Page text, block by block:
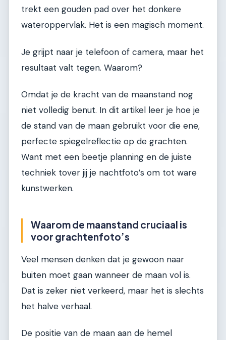
trekt een gouden pad over het donkere
wateroppervlak. Het is een magisch moment.
Je grijpt naar je telefoon of camera, maar het
resultaat valt tegen. Waarom?
Omdat je de kracht van de maanstand nog
niet volledig benut. In dit artikel leer je hoe je
de stand van de maan gebruikt voor die ene,
perfecte spiegelreflectie op de grachten.
Want met een beetje planning en de juiste
techniek tover jij je nachtfoto’s om tot ware
kunstwerken.
Waarom de maanstand cruciaal is
voor grachtenfoto’s
Veel mensen denken dat je gewoon naar
buiten moet gaan wanneer de maan vol is.
Dat is zeker niet verkeerd, maar het is slechts
het halve verhaal.
De positie van de maan aan de hemel